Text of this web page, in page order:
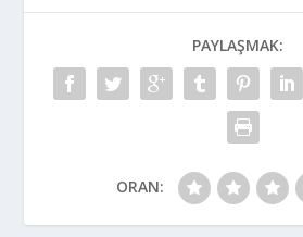
PAYLAŞMAK:
ORAN: